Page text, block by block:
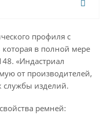
профиля с
в полной мере
«Индастриал
от производителей,
службы изделий.
ремней: